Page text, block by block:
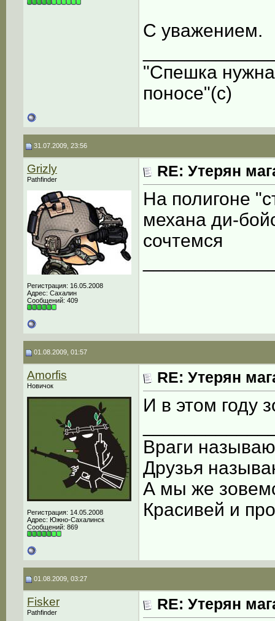
С уважением.
"Спешка
поносе"(с)
31.07.2009, 23:56
Grizly
Pathfinder
Регистрация: 16.05.2008
Адрес: Сахалин
Сообщений: 409
RE: Утерян
На полигоне
механа ди-
сочтемся
01.08.2009, 01:57
Amorfis
Новичок
Регистрация: 14.05.2008
Адрес: Южно-Сахалинск
Сообщений: 869
RE: Утерян
И в этом году
Враги
Друзья
А мы же
Красивей и
01.08.2009, 03:27
Fisker
Pathfinder RE: Утерян